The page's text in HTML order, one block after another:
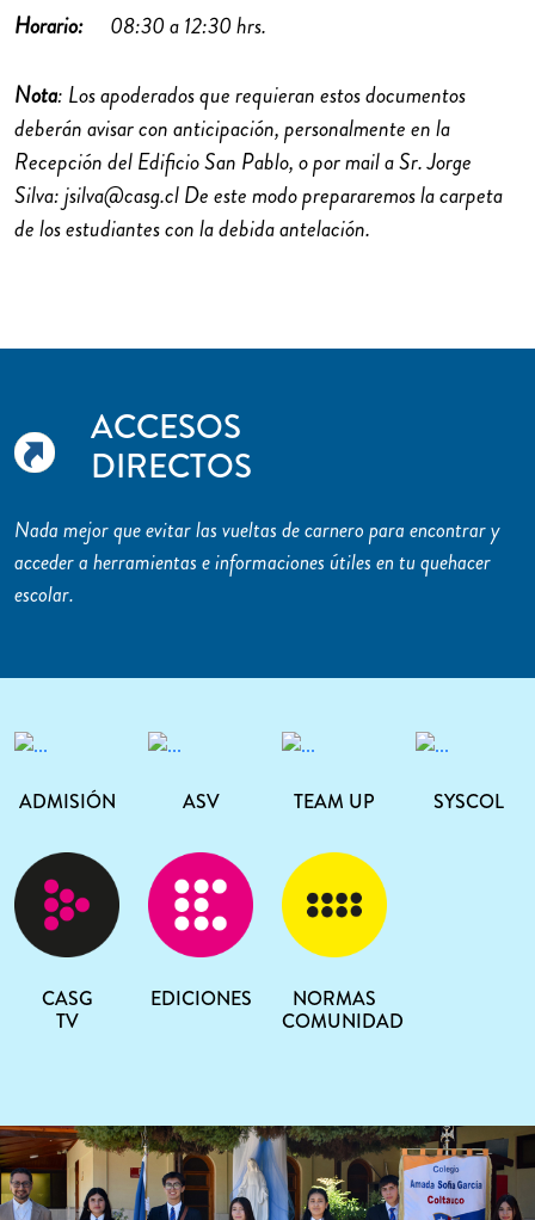
Horario:
08:30 a 12:30 hrs.
Nota: Los apoderados que requieran estos documentos
deberán avisar con anticipación, personalmente en la
Recepción del Edificio San Pablo, o por mail a Sr. Jorge
Silva: jsilva@casg.cl De este modo prepararemos la carpeta
de los estudiantes con la debida antelación.
ACCESOS
DIRECTOS
Nada mejor que evitar las vueltas de carnero para encontrar y
acceder a herramientas e informaciones útiles en tu quehacer
escolar.
ADMISIÓN ASV TEAM UP SYSCOL
CASG
TV
EDICIONES
NORMAS
COMUNIDAD